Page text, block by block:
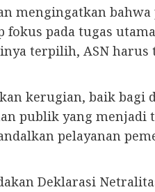
mengingatkan
pada tugas
terpilih, ASN
kerugian, baik
publik yang menjadi
pelayanan
Deklarasi